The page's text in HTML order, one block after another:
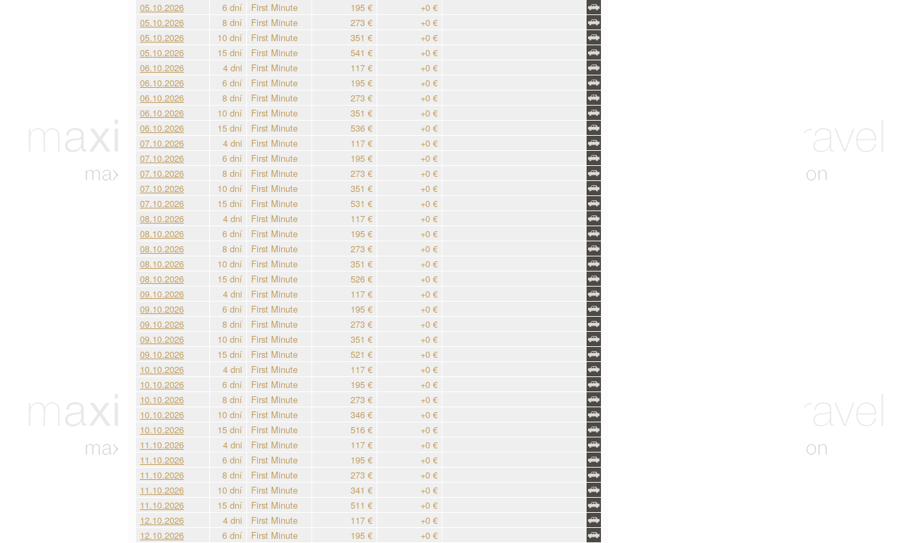
05.10.2026
6 dní First Minute 195 €
+0 €
05.10.2026
8 dní First Minute 273 €
+0 €
05.10.2026
10 dní First Minute 351 €
+0 €
05.10.2026
15 dní First Minute 541 €
+0 €
06.10.2026
4 dni First Minute 117 €
+0 €
06.10.2026
6 dní First Minute 195 €
+0 €
06.10.2026
8 dní First Minute 273 €
+0 €
06.10.2026
10 dní First Minute 351 €
+0 €
06.10.2026
15 dní First Minute 536 €
+0 €
07.10.2026
4 dni First Minute 117 €
+0 €
07.10.2026
6 dní First Minute 195 €
+0 €
07.10.2026
8 dní First Minute 273 €
+0 €
07.10.2026
10 dní First Minute 351 €
+0 €
07.10.2026
15 dní First Minute 531 €
+0 €
08.10.2026
4 dni First Minute 117 €
+0 €
08.10.2026
6 dní First Minute 195 €
+0 €
08.10.2026
8 dní First Minute 273 €
+0 €
08.10.2026
10 dní First Minute 351 €
+0 €
08.10.2026
15 dní First Minute 526 €
+0 €
09.10.2026
4 dni First Minute 117 €
+0 €
09.10.2026
6 dní First Minute 195 €
+0 €
09.10.2026
8 dní First Minute 273 €
+0 €
09.10.2026
10 dní First Minute 351 €
+0 €
09.10.2026
15 dní First Minute 521 €
+0 €
10.10.2026
4 dni First Minute 117 €
+0 €
10.10.2026
6 dní First Minute 195 €
+0 €
10.10.2026
8 dní First Minute 273 €
+0 €
10.10.2026
10 dní First Minute 346 €
+0 €
10.10.2026
15 dní First Minute 516 €
+0 €
11.10.2026
4 dni First Minute 117 €
+0 €
11.10.2026
6 dní First Minute 195 €
+0 €
11.10.2026
8 dní First Minute 273 €
+0 €
11.10.2026
10 dní First Minute 341 €
+0 €
11.10.2026
15 dní First Minute 511 €
+0 €
12.10.2026
4 dni First Minute 117 €
+0 €
12.10.2026
6 dní First Minute 195 €
+0 €